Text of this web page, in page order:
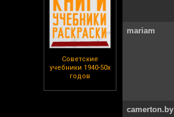
Советские
учебники 1940-50х
годов
mariam
camerton.by